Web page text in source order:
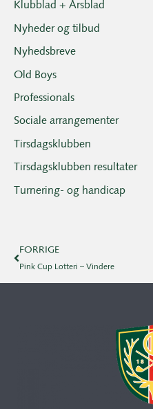
Klubblad + Årsblad
Nyheder og tilbud
Nyhedsbreve
Old Boys
Professionals
Sociale arrangementer
Tirsdagsklubben
Tirsdagsklubben resultater
Turnering- og handicap
FORRIGE
Pink Cup Lotteri – Vindere